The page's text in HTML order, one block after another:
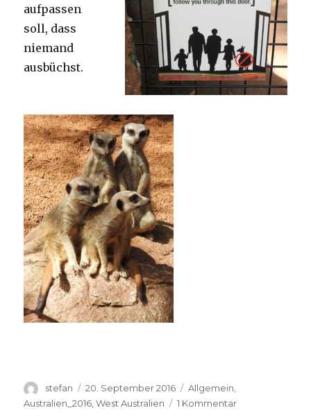
aufpassen
soll, dass
niemand
ausbüchst.
Autor
stefan
Veröffentlicht
am
20. September 2016 Kategorien
Allgemein,
Australien_2016 ,West Australien 1 Kommentarzu